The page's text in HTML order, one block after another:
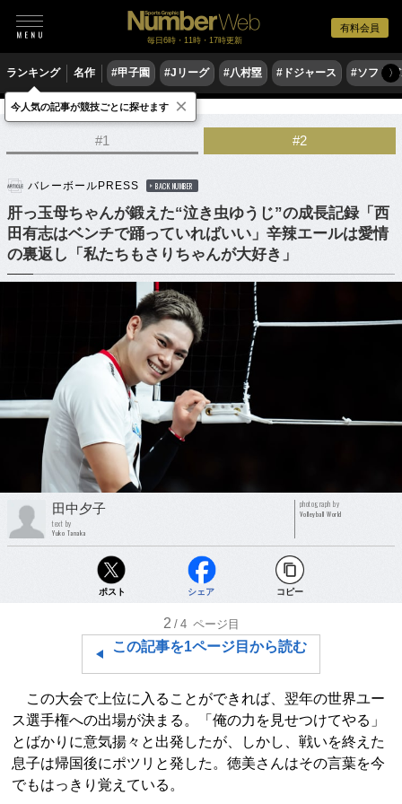
有料会員
毎日6時・11時・17時更新
ランキング 名作 #甲子園 #Jリーグ #八村塁 #ドジャース #ソフト〉
バレーボール バレーボール日本代表
#1 #2
バレーボールPRESS BACK NUMBER
肝っ玉母ちゃんが鍛えた“泣き虫ゆうじ”の成長記録「西
田有志はベンチで踊っていればいい」辛辣エールは愛情
の裏返し「私たちもさりちゃんが大好き」
田中夕子
text by
Yuko Tanaka
photograph by
Volleyball World
ポスト シェア コピー
2 /4 ページ目
この記事を1ページ目から読む
この大会で上位に入ることができれば、翌年の世界ユー
ス選手権への出場が決まる。「俺の力を見せつけてやる」
とばかりに意気揚々と出発したが、しかし、戦いを終えた
息子は帰国後にポツリと発した。徳美さんはその言葉を今
でもはっきり覚えている。
今人気の記事が競技ごとに探せます ×